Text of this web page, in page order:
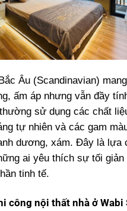
Âu (Scandinavian)
ấm áp nhưng vẫn đầy
sử dụng các chất
tự nhiên và các gam
dương, xám. Đây là lựa
ai yêu thích sự tối giản
tinh tế.
công nội thất nhà ở Wabi